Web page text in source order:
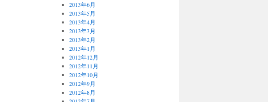
2013年6月
2013年5月
2013年4月
2013年3月
2013年2月
2013年1月
2012年12月
2012年11月
2012年10月
2012年9月
2012年8月